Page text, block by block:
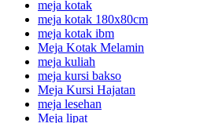
meja kotak
meja kotak 180x80cm
meja kotak ibm
Meja Kotak Melamin
meja kuliah
meja kursi bakso
Meja Kursi Hajatan
meja lesehan
Meja lipat